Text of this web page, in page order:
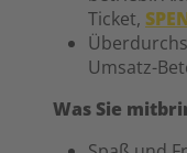
Ticket,
Umsatz-
Was Sie